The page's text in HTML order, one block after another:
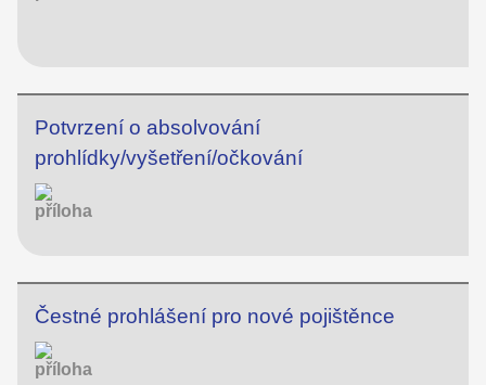
Potvrzení o absolvování
prohlídky/vyšetření/očkování
Čestné prohlášení pro nové pojištěnce